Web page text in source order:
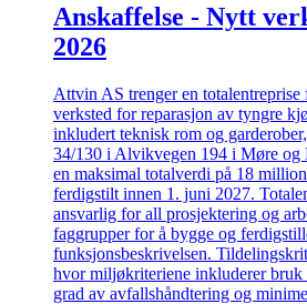
Anskaffelse - Nytt
2026
Attvin AS trenger en
verksted for reparasjon av tyngre
inkludert teknisk rom og
34/130 i Alvikvegen 194 i Møre og
en maksimal totalverdi på 18
ferdigstilt innen 1. juni 2027.
ansvarlig for all prosjektering og
faggrupper for å bygge og
funksjonsbeskrivelsen.
hvor miljøkriteriene inkluderer
grad av avfallshåndtering og